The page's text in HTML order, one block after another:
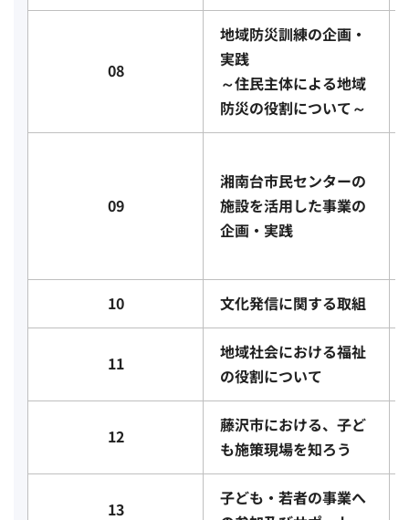
08
地域防災訓練の企画・
実践
～住民主体による地域
防災の役割について～
09
湘南台市民センターの
施設を活用した事業の
企画・実践
10 文化発信に関する取組
11
地域社会における福祉
の役割について
12
藤沢市における、子ど
も施策現場を知ろう
13
子ども・若者の事業へ